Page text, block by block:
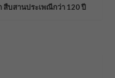
สืบสานประเพณีกว่า 120 ปี